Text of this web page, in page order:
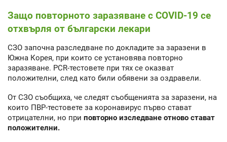
Защо повторното заразяване с COVID-19 се
отхвърля от български лекари
СЗО започна разследване по докладите за заразени в
Южна Корея, при които се установява повторно
заразяване. PCR-тестовете при тях се оказват
положителни, след като били обявени за оздравели.
От СЗО съобщиха, че следят съобщенията за заразени, на
които ПВР-тестовете за коронавирус първо стават
отрицателни, но при повторно изследване отново стават
положителни.